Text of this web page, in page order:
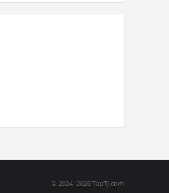
© 2024–2026 TopTJ.com